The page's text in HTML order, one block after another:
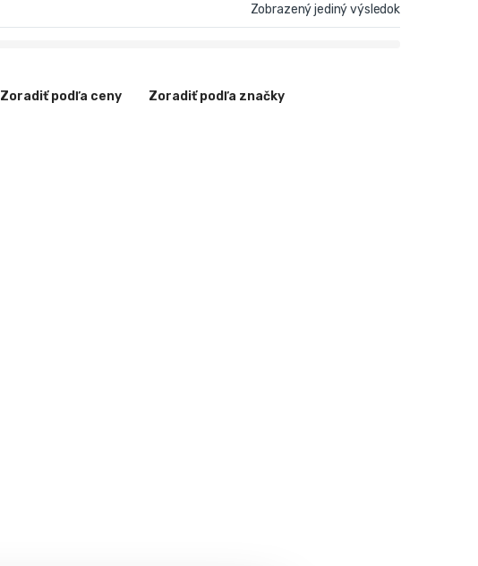
Zobrazený jediný výsledok
Zoradiť podľa ceny Zoradiť podľa značky